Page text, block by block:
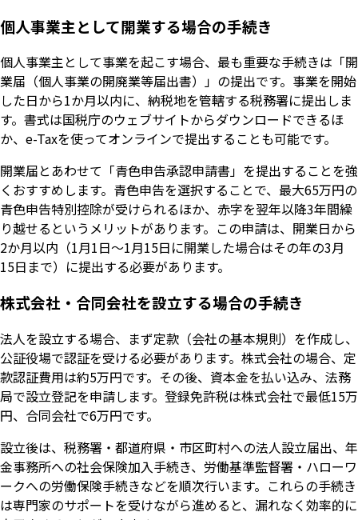
個人事業主として開業する場合の手続き
個人事業主として事業を起こす場合、最も重要な手続きは「開
業届（個人事業の開廃業等届出書）」の提出です。事業を開始
した日から1か月以内に、納税地を管轄する税務署に提出しま
す。書式は国税庁のウェブサイトからダウンロードできるほ
か、e-Taxを使ってオンラインで提出することも可能です。
開業届とあわせて「青色申告承認申請書」を提出することを強
くおすすめします。青色申告を選択することで、最大65万円の
青色申告特別控除が受けられるほか、赤字を翌年以降3年間繰
り越せるというメリットがあります。この申請は、開業日から
2か月以内（1月1日〜1月15日に開業した場合はその年の3月
15日まで）に提出する必要があります。
株式会社・合同会社を設立する場合の手続き
法人を設立する場合、まず定款（会社の基本規則）を作成し、
公証役場で認証を受ける必要があります。株式会社の場合、定
款認証費用は約5万円です。その後、資本金を払い込み、法務
局で設立登記を申請します。登録免許税は株式会社で最低15万
円、合同会社で6万円です。
設立後は、税務署・都道府県・市区町村への法人設立届出、年
金事務所への社会保険加入手続き、労働基準監督署・ハローワ
ークへの労働保険手続きなどを順次行います。これらの手続き
は専門家のサポートを受けながら進めると、漏れなく効率的に